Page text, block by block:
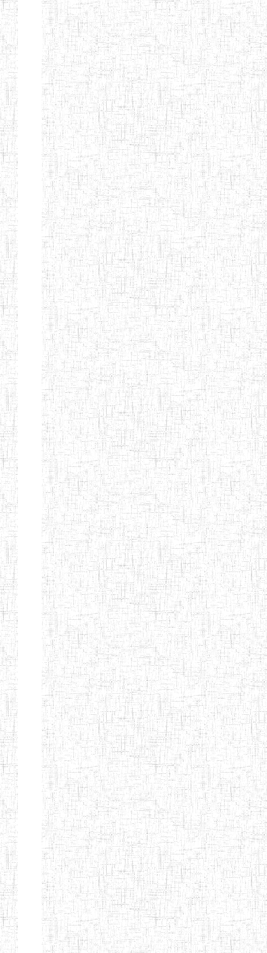
Denomination Création Type
ENIEG DE
MBALMAYO
01/08/2000 ENIEG
ENIEG DE
YOKADOUMA
11/07/2012 ENIEG
ENIEG
D'ABONG
MBANG
10/07/1983 ENIEG
ENIEG DE
BATOURI
12/06/2001 ENIEG
ENBIEG DE
BERTOUA
01/08/2001 ENIEG
ENIET DE
BERTOUA
01/08/2012 ENIET
ENIET DE
MAROUA
13/08/2013 ENIET
ENBIEG DE
MAROUA
01/01/1965 ENIEG
ENIEG DE
KOUSSERI
01/09/1997 ENIEG
ENIEG DE
YAGOUA
31/08/2005 ENIEG
ENIEG DE
KAELE
01/09/1984 ENIEG
ENIEG DE
MORA
01/07/2000 ENIEG
ENIEG DE
MOKOLO
24/09/1997 ENIEG
ENIEG DE
NKONGSAMBA
01/01/1958 ENIEG
ENIEG DE
YABASSI
01/11/2001 ENIEG
ENBIEG
D'EDEA
01/01/1975 ENIEG
ENBIEG DE
DOUALA
25/08/1986 ENIEG
ENIET DE
DOUALA
05/11/1998 ENIET
ENIET DE 05/08/2010 ENIET